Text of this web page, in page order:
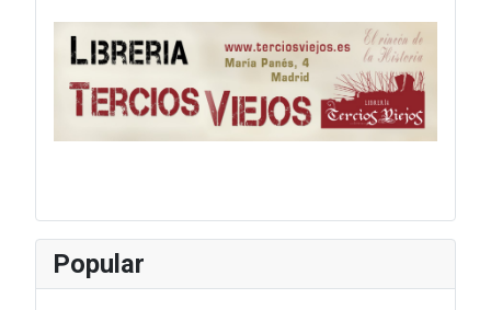
Popular